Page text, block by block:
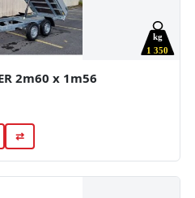
1 350
kg
2m60 x 1m56
⇄